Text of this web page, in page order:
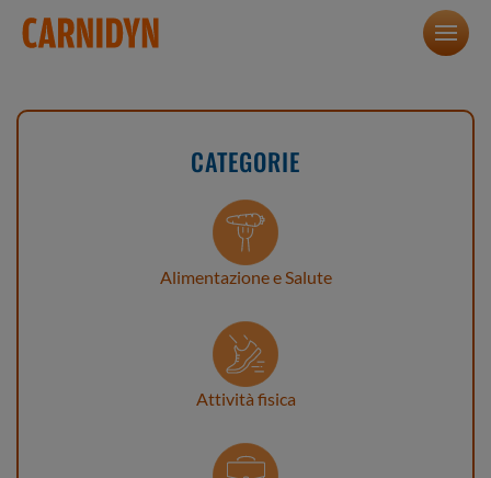
CATEGORIE
Alimentazione e Salute
Attività fisica